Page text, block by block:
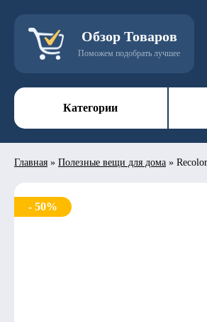
Обзор Товаров
Поможем подобрать лучшее
Категории
Главная » Полезные вещи для дома »
- 50%